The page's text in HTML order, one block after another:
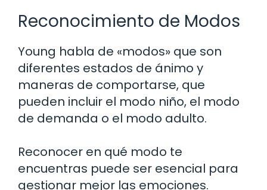
Reconocimiento de Modos
Young habla de «modos» que son
diferentes estados de ánimo y
maneras de comportarse, que
pueden incluir el modo niño, el modo
de demanda o el modo adulto.
Reconocer en qué modo te
encuentras puede ser esencial para
gestionar mejor las emociones.